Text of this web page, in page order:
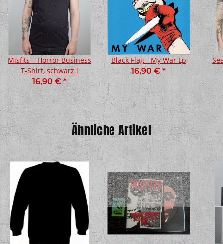
Misfits – Horror Business
T-Shirt, schwarz l
16,90 €*
Black Flag - My War Lp
16,90 € *
Ähnliche Artikel